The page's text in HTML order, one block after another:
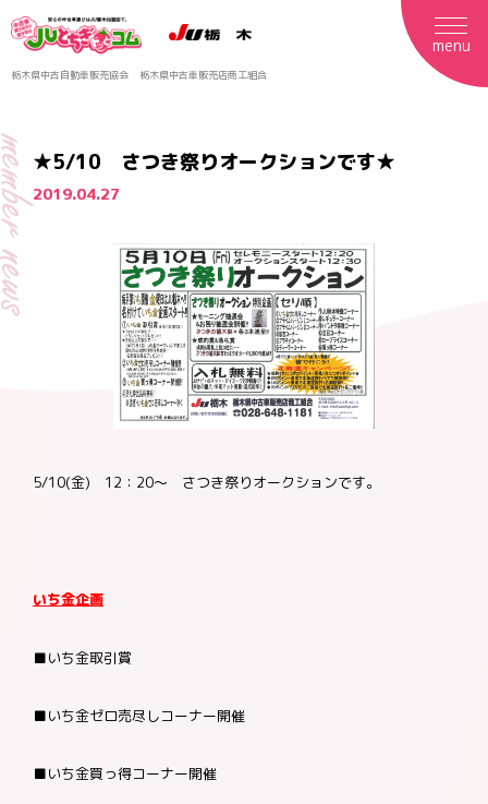
栃木県中古自動車販売協会 栃木県中古車販売店商工組合
加盟店様向け
menu
★5/10 さつき祭りオークションです★
2019.04.27
5/10(金) 12：20～ さつき祭りオークションです。
いち金企画
■いち金取引賞
■いち金ゼロ売尽しコーナー開催
■いち金買っ得コーナー開催